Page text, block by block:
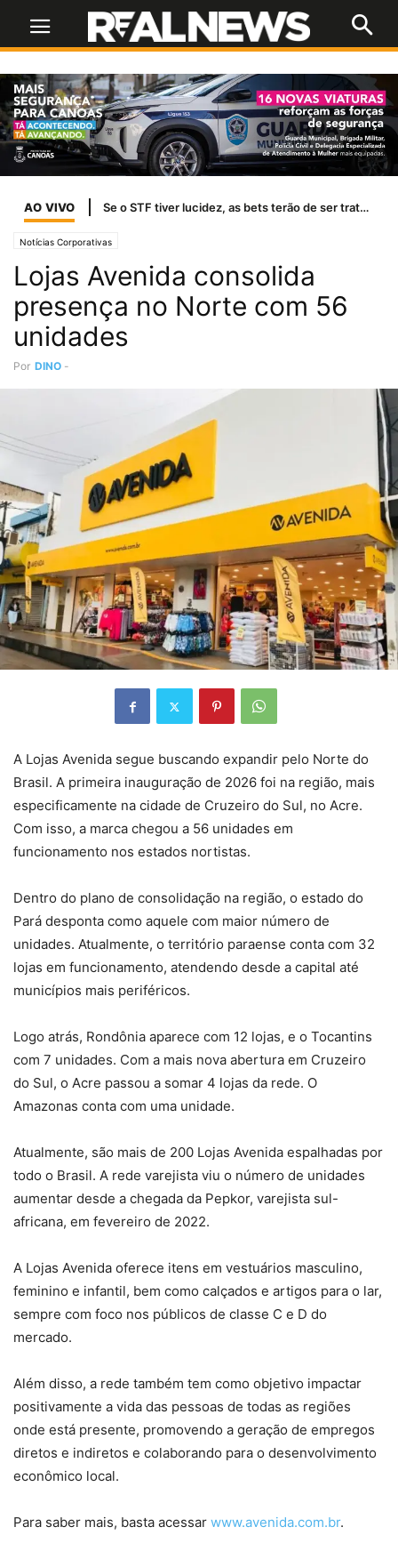
AO VIVO Se o STF tiver lucidez, as bets terão de ser tratadas como jogo de azar
Notícias Corporativas
Lojas Avenida consolida
presença no Norte com 56
unidades
Por DINO -
A Lojas Avenida segue buscando expandir pelo Norte do
Brasil. A primeira inauguração de 2026 foi na região, mais
especificamente na cidade de Cruzeiro do Sul, no Acre.
Com isso, a marca chegou a 56 unidades em
funcionamento nos estados nortistas.
Dentro do plano de consolidação na região, o estado do
Pará desponta como aquele com maior número de
unidades. Atualmente, o território paraense conta com 32
lojas em funcionamento, atendendo desde a capital até
municípios mais periféricos.
Logo atrás, Rondônia aparece com 12 lojas, e o Tocantins
com 7 unidades. Com a mais nova abertura em Cruzeiro
do Sul, o Acre passou a somar 4 lojas da rede. O
Amazonas conta com uma unidade.
Atualmente, são mais de 200 Lojas Avenida espalhadas por
todo o Brasil. A rede varejista viu o número de unidades
aumentar desde a chegada da Pepkor, varejista sul-
africana, em fevereiro de 2022.
A Lojas Avenida oferece itens em vestuários masculino,
feminino e infantil, bem como calçados e artigos para o lar,
sempre com foco nos públicos de classe C e D do
mercado.
Além disso, a rede também tem como objetivo impactar
positivamente a vida das pessoas de todas as regiões
onde está presente, promovendo a geração de empregos
diretos e indiretos e colaborando para o desenvolvimento
econômico local.
Para saber mais, basta acessar www.avenida.com.br.